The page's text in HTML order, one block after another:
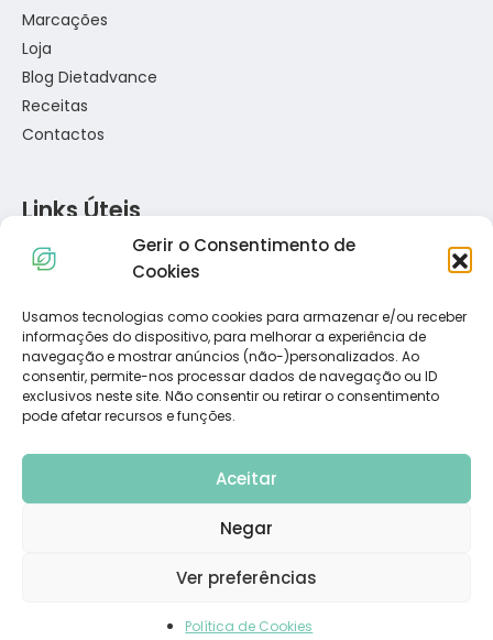
Gerir o Consentimento de
Cookies
Usamos tecnologias como cookies para armazenar e/ou receber
informações do dispositivo, para melhorar a experiência de
navegação e mostrar anúncios (não-)personalizados. Ao
consentir, permite-nos processar dados de navegação ou ID
exclusivos neste site. Não consentir ou retirar o consentimento
pode afetar recursos e funções.
Aceitar
Negar
Ver preferências
Política de Cookies
Marcações
Loja
Blog Dietadvance
Receitas
Contactos
Links Úteis
Política de Privacidade
Política de Cookies
Termos e Condições
Resolução de Conflitos de Consumo
Livro de Reclamações
Subscreva a Nossa Newsletter